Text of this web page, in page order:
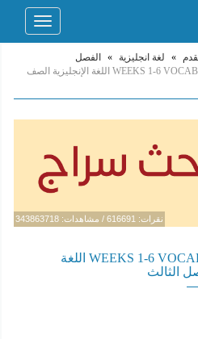
Toggle
» لغة انجليزية »
الفصل
أوراق عمل WEEKS 1-6 VOCABULARY LIST اللغة الإنجليزية الصف
نقرات: 616691 / مشاهدات: 343863718
أوراق عمل WEEKS 1-6 VOCABULARY LIST اللغة
الثالث